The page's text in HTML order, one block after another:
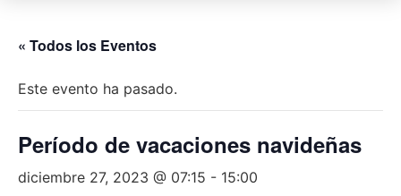
« Todos los Eventos
Este evento ha pasado.
Período de vacaciones navideñas
diciembre 27, 2023 @ 07:15 - 15:00